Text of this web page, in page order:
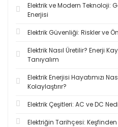
Elektrik ve Modern Teknoloji:
Enerjisi
Elektrik Güvenliği: Riskler ve
Elektrik Nasıl Üretilir? Enerji
Tanıyalım
Elektrik Enerjisi Hayatımızı
Kolaylaştırır?
Elektrik Çeşitleri: AC ve DC
Elektriğin Tarihçesi: